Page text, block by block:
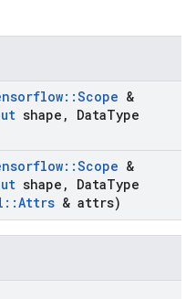
::Scope &
shape , DataType
::Scope &
shape , DataType
::Attrs & attrs)